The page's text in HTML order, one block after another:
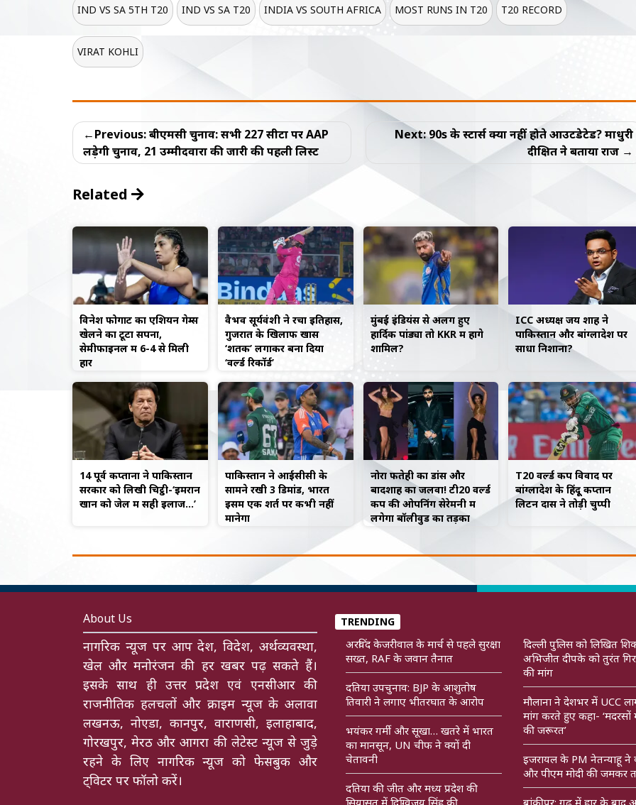
IND VS SA 5TH T20 IND VS SA T20 INDIA VS SOUTH AFRICA MOST RUNS IN T20 T20 RECORD
VIRAT KOHLI
Post
navigation
Previous:बीएमसी चुनाव: सभी 227 सीटों पर AAP
लड़ेगी चुनाव, 21 उम्मीदवारों की जारी की पहली लिस्ट
Next:90s के स्टार्स क्यों नहीं होते आउटडेटेड? माधुरी
दीक्षित ने बताया राज
Related
विनेश फोगाट का एशियन गेम्स
खेलने का टूटा सपना,
सेमीफाइनल में 6-4 से मिली
हार
वैभव सूर्यवंशी ने रचा इतिहास,
गुजरात के खिलाफ खास
‘शतक’ लगाकर बना दिया
‘वर्ल्ड रिकॉर्ड’
मुंबई इंडियंस से अलग हुए
हार्दिक पांड्या तो KKR में होंगे
शामिल?
ICC अध्यक्ष जय शाह ने
पाकिस्तान और बांग्लादेश पर
साधा निशाना?
14 पूर्व कप्तानों ने पाकिस्तान
सरकार को लिखी चिट्ठी-‘इमरान
खान को जेल में सही इलाज…’
पाकिस्तान ने आईसीसी के
सामने रखी 3 डिमांड, भारत
इसमें एक शर्त पर कभी नहीं
मानेगा
नोरा फतेही का डांस और
बादशाह का जलवा! टी20 वर्ल्ड
कप की ओपनिंग सेरेमनी में
लगेगा बॉलीवुड का तड़का
T20 वर्ल्ड कप विवाद पर
बांग्लादेश के हिंदूू कप्तान
लिटन दास ने तोड़ी चुप्पी
About Us
नागरिक न्यूज पर आप देश, विदेश, अर्थव्यवस्था,
खेल और मनोरंजन की हर खबर पढ़ सकते हैं।
इसके साथ ही उत्तर प्रदेश एवं एनसीआर की
राजनीतिक हलचलों और क्राइम न्यूज के अलावा
लखनऊ, नोएडा, कानपुर, वाराणसी, इलाहाबाद,
गोरखपुर, मेरठ और आगरा की लेटेस्ट न्यूज से जुड़े
रहने के लिए नागरिक न्यूज को फेसबुक और
ट्विटर पर फॉलो करें।
TRENDING
अरविंद केजरीवाल के मार्च से पहले सुरक्षा
सख्त, RAF के जवान तैनात
दतिया उपचुनाव: BJP के आशुतोष
तिवारी ने लगाए भीतरघात के आरोप
भयंकर गर्मी और सूखा… खतरे में भारत
का मानसून, UN चीफ ने क्यों दी
चेतावनी
दतिया की जीत और मध्य प्रदेश की
दिल्ली पुलिस को लिखित
अभिजीत दीपके को तुरंत
की मांग
मौलाना ने देशभर में UCC
मांग करते हुए कहा- ‘मदरसों में
की जरूरत’
इजरायल के PM नेतन्याहू ने
और पीएम मोदी की जमकर